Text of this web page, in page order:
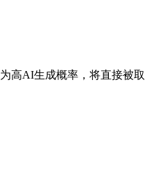
高AI生成概率，将直接被取